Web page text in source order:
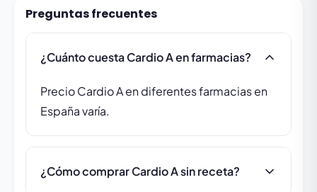
Preguntas frecuentes
¿Cuánto cuesta Cardio A en farmacias?
Precio Cardio A en diferentes farmacias en
España varía.
¿Cómo comprar Cardio A sin receta?